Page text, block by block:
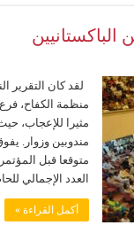
الباكستانيين
لقد كان التقرير
منظمة الكفاح،
مندوبين وزوار.
متوقعا قبل
العدد الإجمالي للحاضرين بـ
أكمل القراءة »